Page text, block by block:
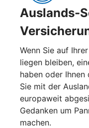
Auslands-
Wenn Sie auf
liegen bleiben,
haben oder
Sie mit der
europaweit
Gedanken um
machen.